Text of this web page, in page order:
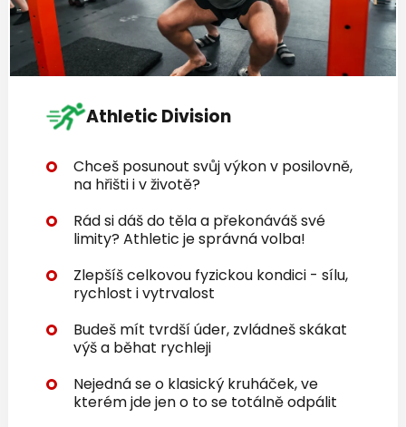
Athletic Division
Chceš posunout svůj výkon v posilovně,
na hřišti i v životě?
Rád si dáš do těla a překonáváš své
limity? Athletic je správná volba!
Zlepšíš celkovou fyzickou kondici - sílu,
rychlost i vytrvalost
Budeš mít tvrdší úder, zvládneš skákat
výš a běhat rychleji
Nejedná se o klasický kruháček, ve
kterém jde jen o to se totálně odpálit